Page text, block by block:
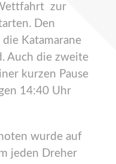
zur
Den
Katamarane
Auch die zweite
kurzen Pause
14:40 Uhr
wurde auf
jeden Dreher